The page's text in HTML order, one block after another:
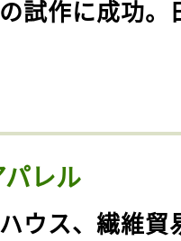
試作に成功。
レル
ウス、繊維貿